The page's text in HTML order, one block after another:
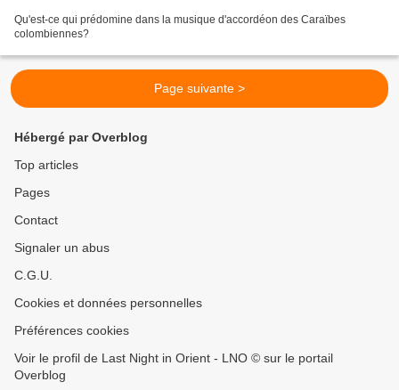
Qu'est-ce qui prédomine dans la musique d'accordéon des Caraïbes
colombiennes?
Page suivante >
Hébergé par Overblog
Top articles
Pages
Contact
Signaler un abus
C.G.U.
Cookies et données personnelles
Préférences cookies
Voir le profil de Last Night in Orient - LNO © sur le portail
Overblog